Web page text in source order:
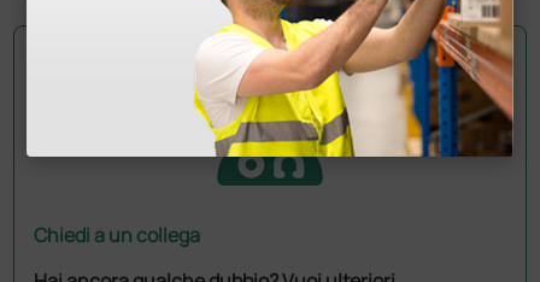
Chiedi a un collega